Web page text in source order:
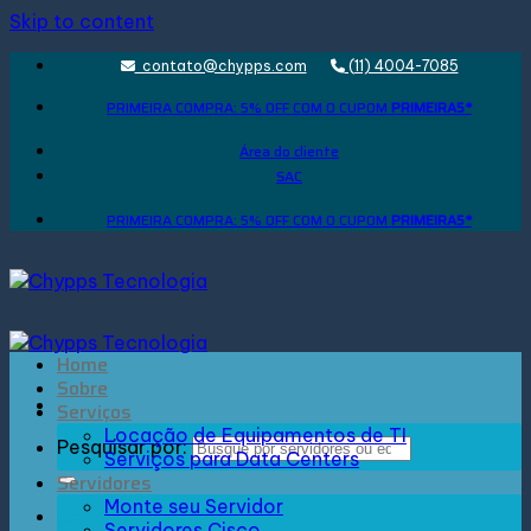
Skip to content
contato@chypps.com (11) 4004-7085
PRIMEIRA COMPRA: 5% OFF COM O CUPOM PRIMEIRA5*
Área do cliente
SAC
PRIMEIRA COMPRA: 5% OFF COM O CUPOM PRIMEIRA5*
Pesquisar por:
Entrar
Home
Sobre
Serviços
Locação de Equipamentos de TI
Serviços para Data Centers
Servidores
Monte seu Servidor